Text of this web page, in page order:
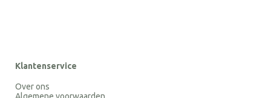
Klantenservice
Over ons